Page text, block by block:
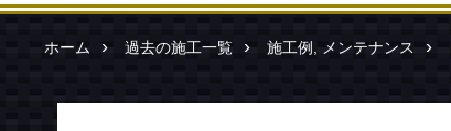
ホーム 過去の施工一覧 施工例 メンテナンス